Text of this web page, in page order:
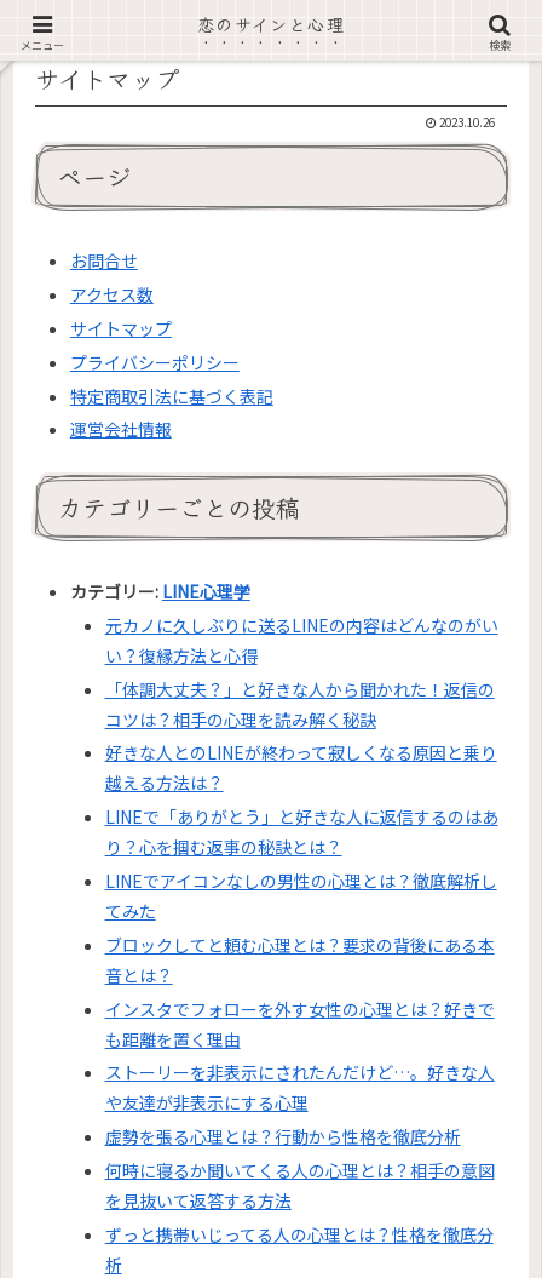
サイトマップ
2023.10.26
ページ
お問合せ
アクセス数
サイトマップ
プライバシーポリシー
特定商取引法に基づく表記
運営会社情報
カテゴリーごとの投稿
カテゴリー: LINE心理学
元カノに久しぶりに送るLINEの内容はどんなのがい
い？復縁方法と心得
「体調大丈夫？」と好きな人から聞かれた！返信の
コツは？相手の心理を読み解く秘訣
好きな人とのLINEが終わって寂しくなる原因と乗り
越える方法は？
LINEで「ありがとう」と好きな人に返信するのはあ
り？心を掴む返事の秘訣とは？
LINEでアイコンなしの男性の心理とは？徹底解析し
てみた
ブロックしてと頼む心理とは？要求の背後にある本
音とは？
インスタでフォローを外す女性の心理とは？好きで
も距離を置く理由
ストーリーを非表示にされたんだけど…。好きな人
や友達が非表示にする心理
虚勢を張る心理とは？行動から性格を徹底分析
何時に寝るか聞いてくる人の心理とは？相手の意図
を見抜いて返答する方法
ずっと携帯いじってる人の心理とは？性格を徹底分
析
メニュー
恋のサインと心理
検索